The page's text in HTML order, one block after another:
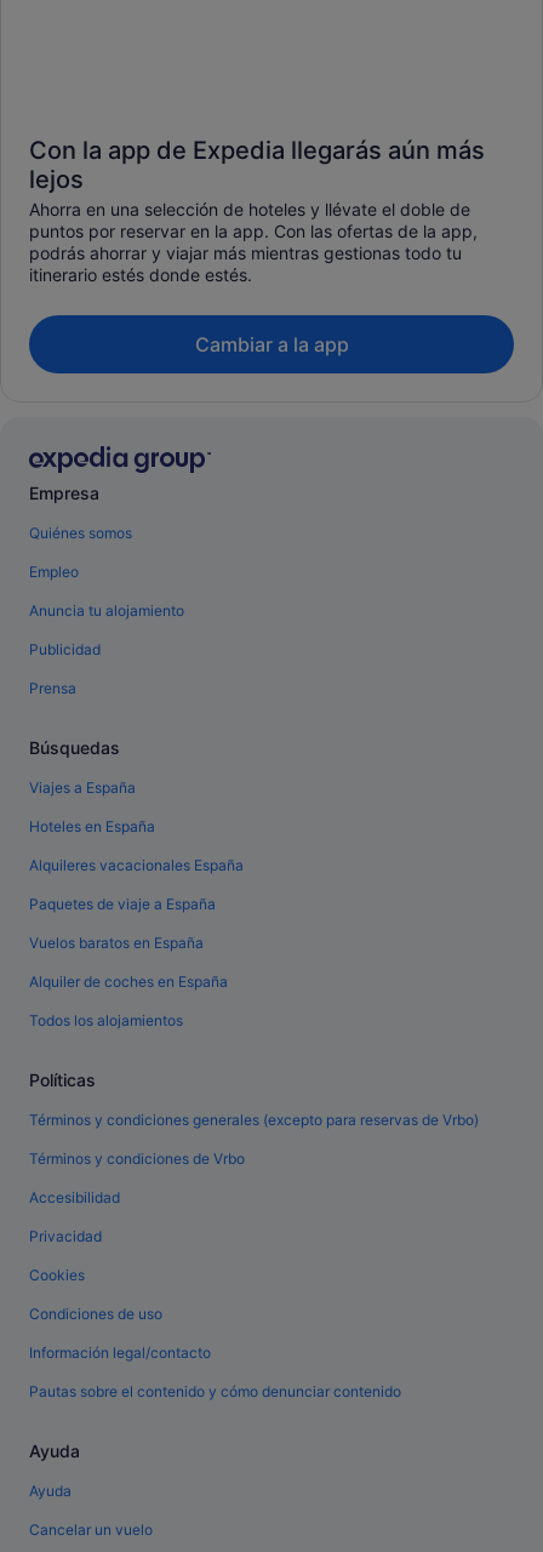
Con la app de Expedia llegarás aún más
lejos
Ahorra en una selección de hoteles y llévate el doble de
puntos por reservar en la app. Con las ofertas de la app,
podrás ahorrar y viajar más mientras gestionas todo tu
itinerario estés donde estés.
Cambiar a la app
Empresa
Quiénes somos
Empleo
Anuncia tu alojamiento
Publicidad
Prensa
Búsquedas
Viajes a España
Hoteles en España
Alquileres vacacionales España
Paquetes de viaje a España
Vuelos baratos en España
Alquiler de coches en España
Todos los alojamientos
Políticas
Términos y condiciones generales (excepto para reservas de Vrbo)
Términos y condiciones de Vrbo
Accesibilidad
Privacidad
Cookies
Condiciones de uso
Información legal/contacto
Pautas sobre el contenido y cómo denunciar contenido
Ayuda
Ayuda
Cancelar un vuelo